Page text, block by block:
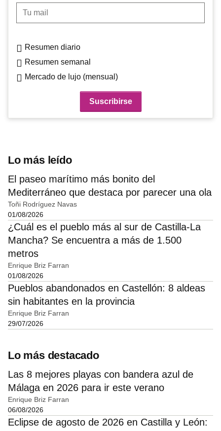
Tu mail
Resumen diario
Resumen semanal
Mercado de lujo (mensual)
Lo más leído
El paseo marítimo más bonito del
Mediterráneo que destaca por parecer una ola
Toñi Rodríguez Navas
01/08/2026
¿Cuál es el pueblo más al sur de Castilla-La
Mancha? Se encuentra a más de 1.500
metros
Enrique Briz Farran
01/08/2026
Pueblos abandonados en Castellón: 8 aldeas
sin habitantes en la provincia
Enrique Briz Farran
29/07/2026
Lo más destacado
Las 8 mejores playas con bandera azul de
Málaga en 2026 para ir este verano
Enrique Briz Farran
06/08/2026
Eclipse de agosto de 2026 en Castilla y León: